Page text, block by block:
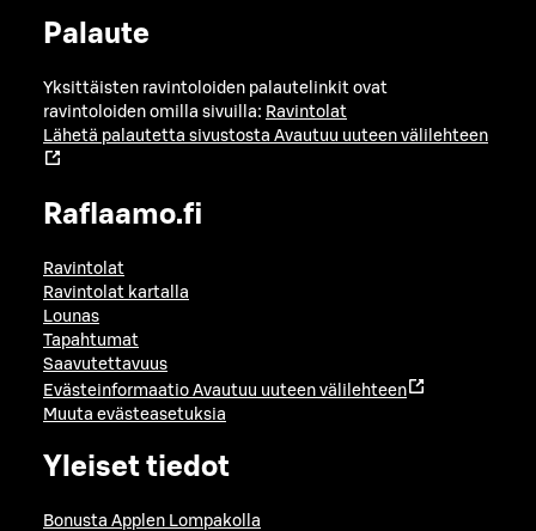
Palaute
Yksittäisten ravintoloiden palautelinkit ovat
ravintoloiden omilla sivuilla: Ravintolat
Lähetä palautetta sivustosta Avautuu uuteen välilehteen
Raflaamo.fi
Ravintolat
Ravintolat kartalla
Lounas
Tapahtumat
Saavutettavuus
Evästeinformaatio Avautuu uuteen välilehteen
Muuta evästeasetuksia
Yleiset tiedot
Bonusta Applen Lompakolla